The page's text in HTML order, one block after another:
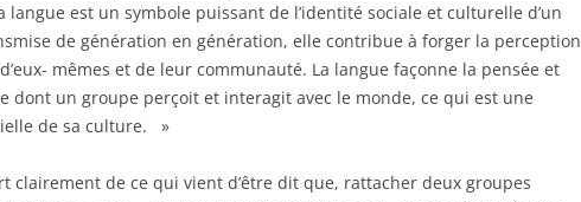
langue est un symbole puissant de l’identité sociale et culturelle d’un
de génération en génération, elle contribue à forger la perception
mêmes et de leur communauté. La langue façonne la pensée et
dont un groupe perçoit et interagit avec le monde, ce qui est une
de sa culture. »
clairement de ce qui vient d’être dit que, rattacher deux groupes